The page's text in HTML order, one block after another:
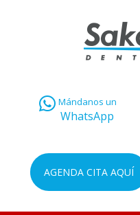
Mándanos un
WhatsApp
AGENDA CITA AQUÍ